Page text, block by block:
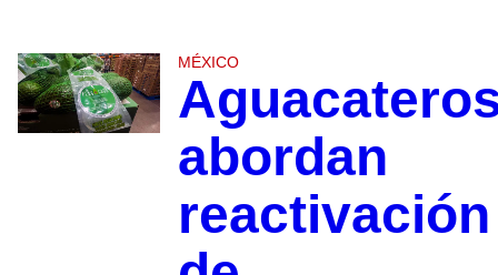
MÉXICO
abordan
reactivación